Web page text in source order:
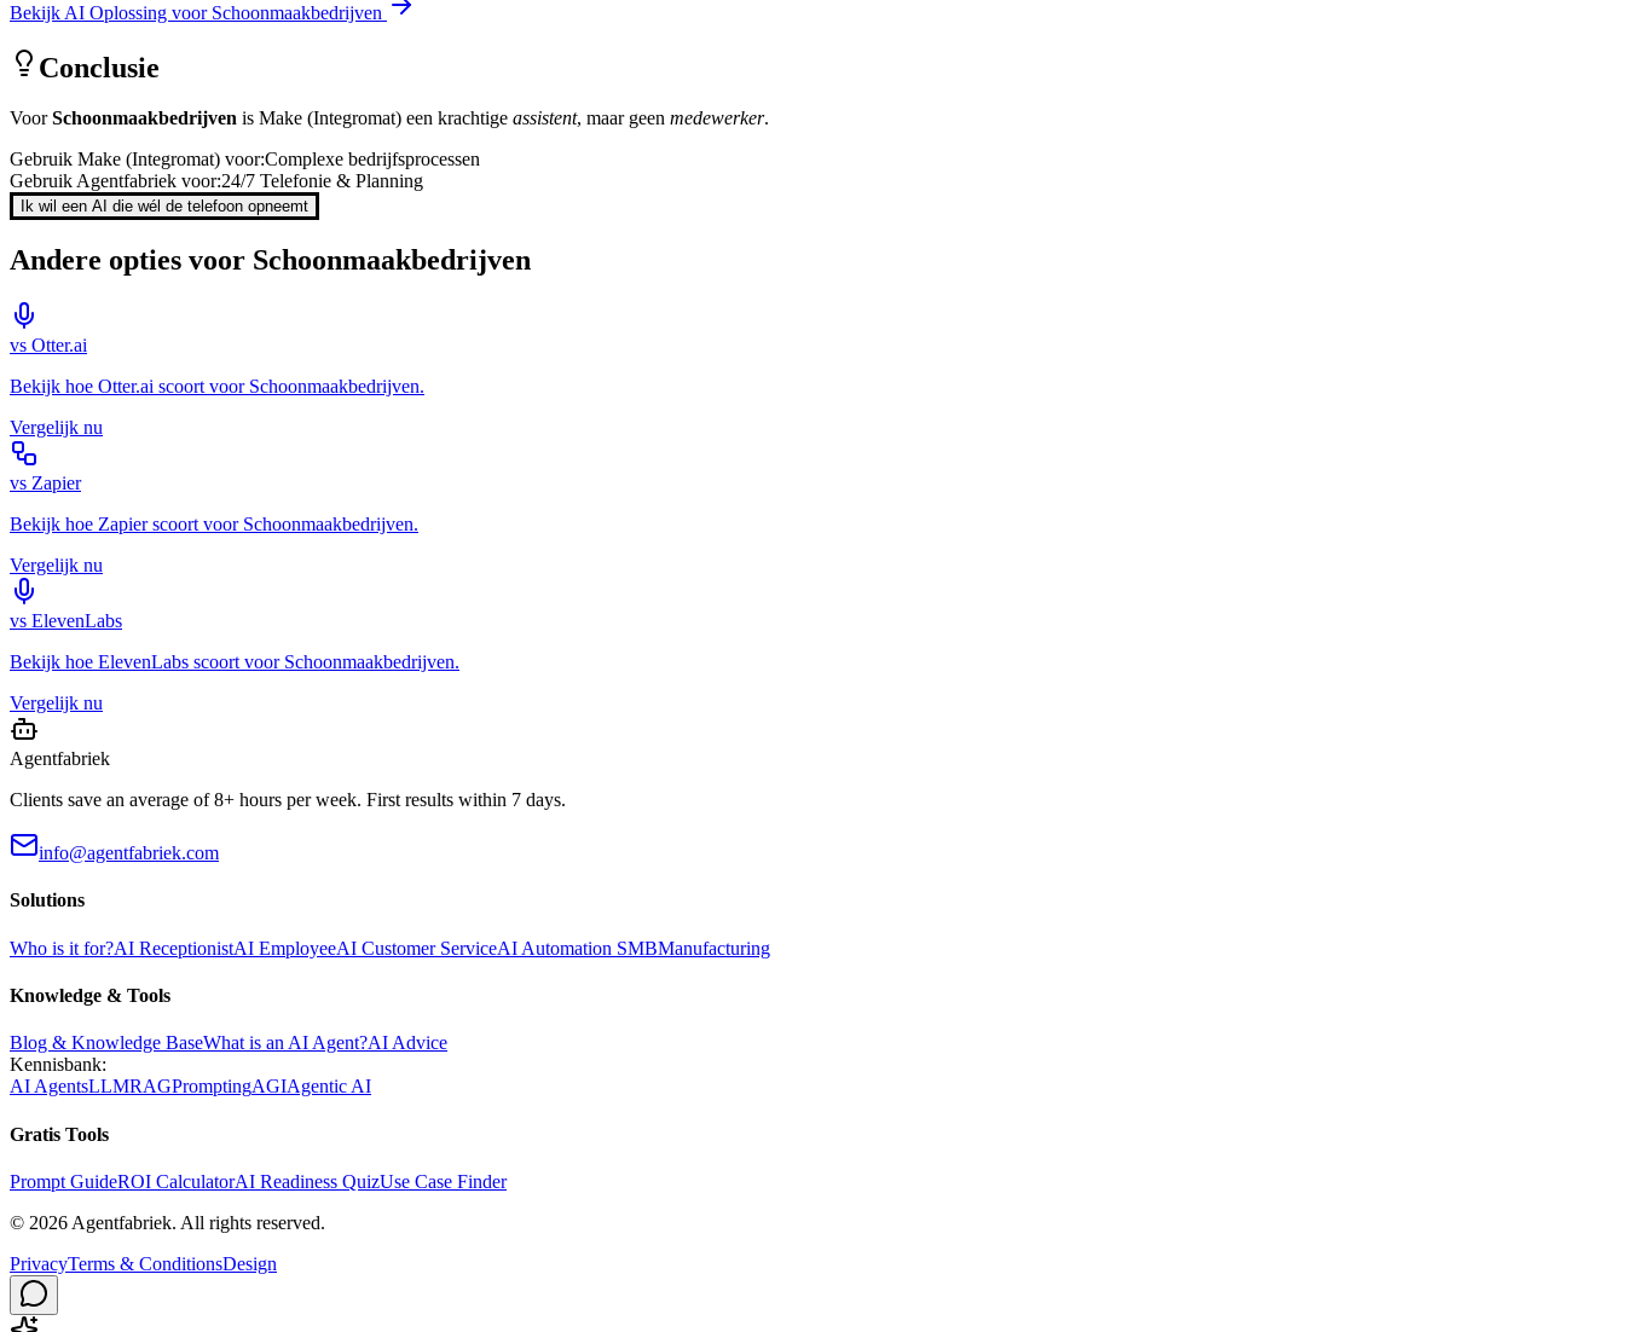
Bekijk AI Oplossing voor Schoonmaakbedrijven
Conclusie
VoorSchoonmaakbedrijven is Make (Integromat) een krachtige assistent, maar geen medewerker.
Gebruik Make (Integromat) voor:Complexe bedrijfsprocessen
Gebruik Agentfabriek voor:24/7 Telefonie & Planning
Ik wil een AI die wél de telefoon opneemt
Andere opties voor Schoonmaakbedrijven
vs Otter.ai
Bekijk hoe Otter.ai scoort voor Schoonmaakbedrijven.
Vergelijk nu
vs Zapier
Bekijk hoe Zapierscoort voor Schoonmaakbedrijven.
Vergelijk nu
vs ElevenLabs
Bekijk hoe ElevenLabs scoort voor Schoonmaakbedrijven.
Vergelijk nu
Agentfabriek
Clients save an average of 8+ hours per week. First results within 7 days.
info@agentfabriek.com
Solutions
Who is it for?AI ReceptionistAI EmployeeAI Customer ServiceAI Automation SMBManufacturing
Knowledge & Tools
Blog & Knowledge BaseWhat is an AI Agent?AI Advice
Kennisbank:
AI AgentsLLMRAGPromptingAGIAgentic AI
Gratis Tools
Prompt GuideROI CalculatorAI Readiness QuizUse Case Finder
© 2026 Agentfabriek. All rights reserved.
PrivacyTerms & ConditionsDesign